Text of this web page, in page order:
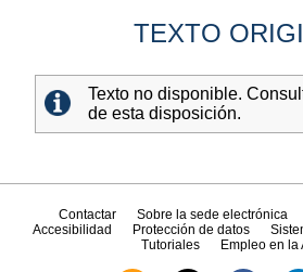
TEXTO
Texto no disponible.
de esta disposición.
Contactar Sobre la sede electrónica
Accesibilidad
Protección de datos
Tutoriales
Empleo en la